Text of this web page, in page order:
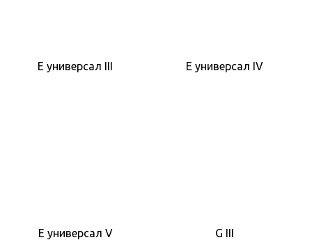
E универсал III E универсал IV
E универсал V G III